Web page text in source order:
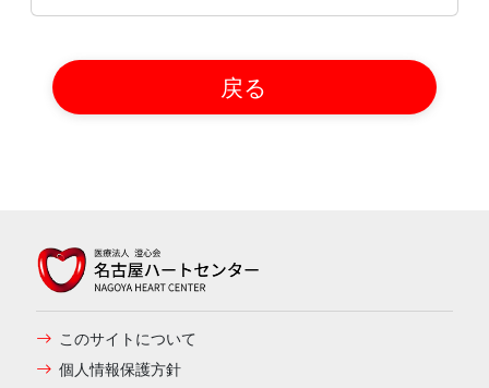
戻る
このサイトについて
個人情報保護方針